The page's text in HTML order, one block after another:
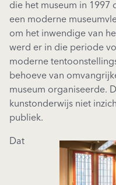
die het museum in
een moderne
om het inwendige van
werd er in die periode
moderne
behoeve van
museum organiseerde.
kunstonderwijs niet
publiek.
Dat